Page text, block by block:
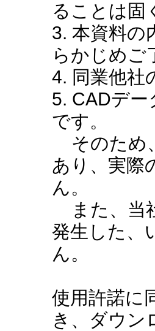
ることは固
3. 本資料の
らかじめご
4. 同業他社
5. CADデ
です。
そのため
あり、実際
ん。
また、当
発生した、
ん。
使用許諾に
き、ダウン